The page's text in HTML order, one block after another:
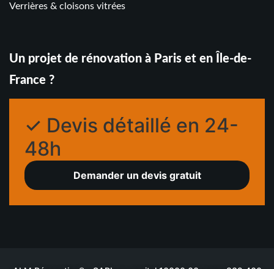
Verrières & cloisons vitrées
Un projet de rénovation à Paris et en Île-de-
France ?
✓ Devis détaillé en 24-
48h
Demander un devis gratuit